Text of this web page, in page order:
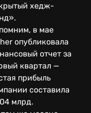
хедж-
в мае
опубликовала
отчет за
квартал —
прибыль
составила
млрд.